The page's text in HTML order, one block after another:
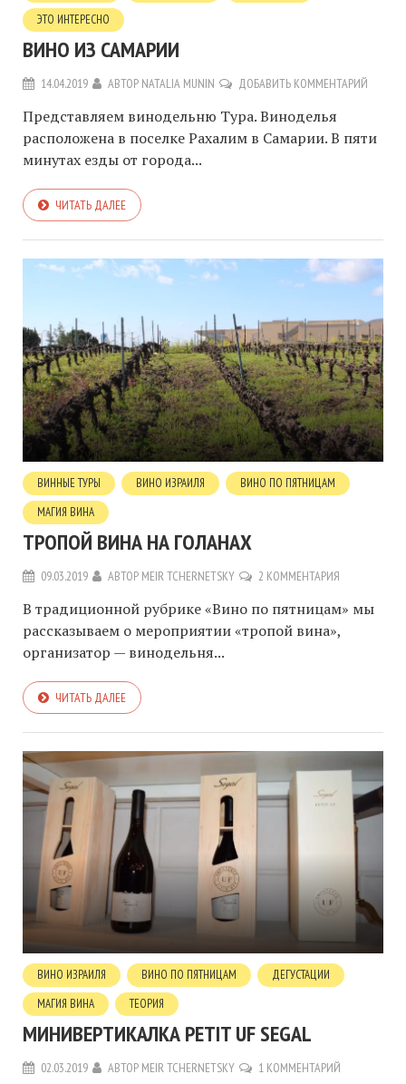
ЭТО ИНТЕРЕСНО
ВИНО ИЗ САМАРИИ
14.04.2019 АВТОР NATALIA MUNIN ДОБАВИТЬ КОММЕНТАРИЙ
Представляем винодельню Тура. Виноделья
расположена в поселке Рахалим в Самарии. В пяти
минутах езды от города...
ЧИТАТЬ ДАЛЕЕ
ВИННЫЕ ТУРЫ ВИНО ИЗРАИЛЯ
ВИНО ПО ПЯТНИЦАМ
МАГИЯ ВИНА
ТРОПОЙ ВИНА НА ГОЛАНАХ
09.03.2019 АВТОР MEIR TCHERNETSKY 2 КОММЕНТАРИЯ
В традиционной рубрике «Вино по пятницам» мы
рассказываем о мероприятии «тропой вина»,
организатор — винодельня...
ЧИТАТЬ ДАЛЕЕ
ВИНО ИЗРАИЛЯ ВИНО ПО ПЯТНИЦАМ
ДЕГУСТАЦИИ
МАГИЯ ВИНА
ТЕОРИЯ
МИНИВЕРТИКАЛКА PETIT UF SEGAL
02.03.2019 АВТОР MEIR TCHERNETSKY 1 КОММЕНТАРИЙ